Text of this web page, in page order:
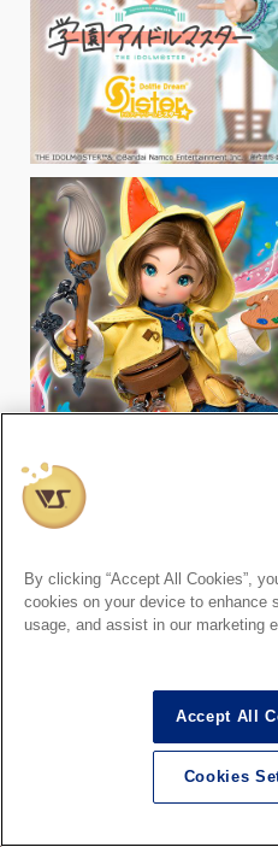
※記事内の価格表記は、掲載時点で
By clicking “Accept All Cookies”,
cookies on your device to enhance
usage, and assist in our marketing
Accept All
Cookies